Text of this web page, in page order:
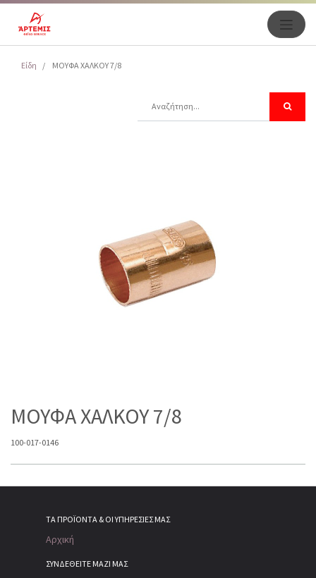
Είδη ΜΟΥΦΑ ΧΑΛΚΟΥ 7/8
ΜΟΥΦΑ ΧΑΛΚΟΥ 7/8
100-017-0146
ΤΑ ΠΡΟΪΌΝΤΑ & ΟΙ ΥΠΗΡΕΣΊΕΣ ΜΑΣ
Αρχική
ΣΥΝΔΕΘΕΙΤΕ ΜΑΖΙ ΜΑΣ